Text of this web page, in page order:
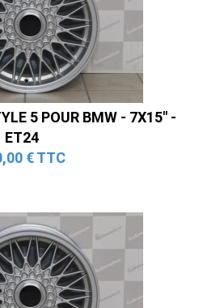
5 POUR BMW - 7X15" -
ET24
€ TTC